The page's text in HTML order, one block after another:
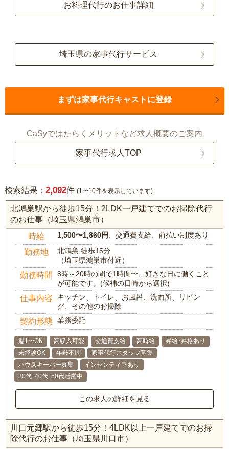
お料理代行のお仕事詳細
埼玉県の家事代行サービス
まずは家事代行キャストに登録
CaSyではたらくメリットなど求人概要のご案内
家事代行求人TOP
検索結果： 2,092件 (1〜10件を表示しています)
北鴻巣駅から徒歩15分！2LDK一戸建てでのお掃除代行
のお仕事（埼玉県鴻巣市）
時給 1,500〜1,860円 、交通費支給、前払い制度あり
勤務地
北鴻巣 徒歩15分
（埼玉県鴻巣市付近）
勤務時間
8時～20時の間で1時間〜、好きな日に働くこと
が可能です。(候補の日時から選択)
仕事内容
キッチン、トイレ、お風呂、洗面所、リビン
グ、その他のお掃除
契約形態 業務委託
週1〜OK 高収入可能 交通費支給 高時給
昇給･昇格あり
未経験OK
年齢不問
家事代行スタッフ募集
ハウスキーパー募集
インセンティブあり
30代･40代･50代活躍中
この求人の詳細を見る
川口元郷駅から徒歩15分！4LDK以上一戸建てでのお掃
除代行のお仕事（埼玉県川口市）